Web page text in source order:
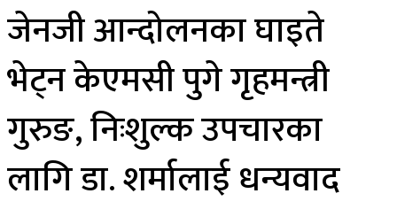
जेनजी आन्दोलनका घाइते
भेट्न केएमसी पुगे गृहमन्त्री
गुरुङ, निःशुल्क उपचारका
लागि डा. शर्मालाई धन्यवाद